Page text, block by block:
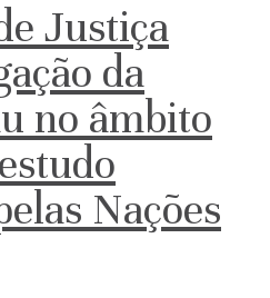
Justiça
da
no âmbito
Nações